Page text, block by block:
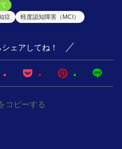
症 軽度認知障害（MCI）
ェアしてね！
コピーする